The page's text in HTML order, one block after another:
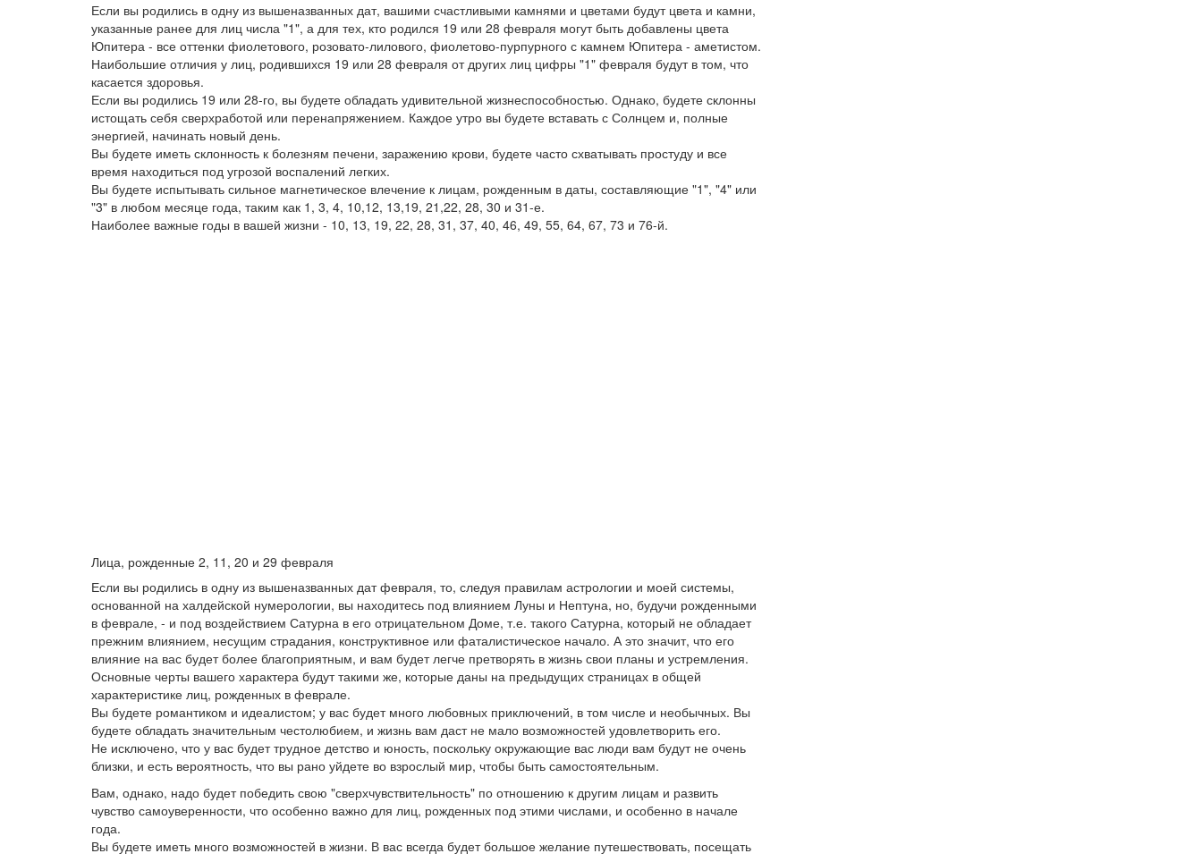
Если вы родились в одну из вышеназванных дат, вашими счастливыми камнями и цветами будут цвета и камни,
указанные ранее для лиц числа "1", а для тех, кто родился 19 или 28 февраля могут быть добавлены цвета
Юпитера - все оттенки фиолетового, розовато-лилового, фиолетово-пурпурного с камнем Юпитера - аметистом.
Наибольшие отличия у лиц, родившихся 19 или 28 февраля от других лиц цифры "1" февраля будут в том, что
касается здоровья.
Если вы родились 19 или 28-го, вы будете обладать удивительной жизнеспособностью. Однако, будете склонны
истощать себя сверхработой или перенапряжением. Каждое утро вы будете вставать с Солнцем и, полные
энергией, начинать новый день.
Вы будете иметь склонность к болезням печени, заражению крови, будете часто схватывать простуду и все
время находиться под угрозой воспалений легких.
Вы будете испытывать сильное магнетическое влечение к лицам, рожденным в даты, составляющие "1", "4" или
"3" в любом месяце года, таким как 1, 3, 4, 10,12, 13,19, 21,22, 28, 30 и 31-е.
Наиболее важные годы в вашей жизни - 10, 13, 19, 22, 28, 31, 37, 40, 46, 49, 55, 64, 67, 73 и 76-й.
Лица, рожденные 2, 11, 20 и 29 февраля
Если вы родились в одну из вышеназванных дат февраля, то, следуя правилам астрологии и моей системы,
основанной на халдейской нумерологии, вы находитесь под влиянием Луны и Нептуна, но, будучи рожденными
в феврале, - и под воздействием Сатурна в его отрицательном Доме, т.е. такого Сатурна, который не обладает
прежним влиянием, несущим страдания, конструктивное или фаталистическое начало. А это значит, что его
влияние на вас будет более благоприятным, и вам будет легче претворять в жизнь свои планы и устремления.
Основные черты вашего характера будут такими же, которые даны на предыдущих страницах в общей
характеристике лиц, рожденных в феврале.
Вы будете романтиком и идеалистом; у вас будет много любовных приключений, в том числе и необычных. Вы
будете обладать значительным честолюбием, и жизнь вам даст не мало возможностей удовлетворить его.
Не исключено, что у вас будет трудное детство и юность, поскольку окружающие вас люди вам будут не очень
близки, и есть вероятность, что вы рано уйдете во взрослый мир, чтобы быть самостоятельным.
Вам, однако, надо будет победить свою "сверхчувствительность" по отношению к другим лицам и развить
чувство самоуверенности, что особенно важно для лиц, рожденных под этими числами, и особенно в начале
года.
Вы будете иметь много возможностей в жизни. В вас всегда будет большое желание путешествовать, посещать